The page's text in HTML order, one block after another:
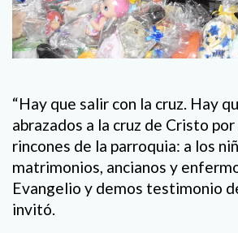
“Hay que salir con la cruz. Hay
abrazados a la cruz de Cristo
rincones de la parroquia: a los
matrimonios, ancianos y
Evangelio y demos testimonio
invitó.